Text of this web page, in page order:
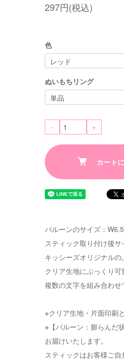
297円(税込)
色
ぬいもちリング
- +
カート
バルーンのサイズ：
スティック取り付け後
キッシーズオリジナルの
クリア生地にぷっくり可
複数の文字を組み合わせ
※クリア生地・片面印刷
※【バルーン：膨らんだ
お届けいたします。
スティックはお客様ご